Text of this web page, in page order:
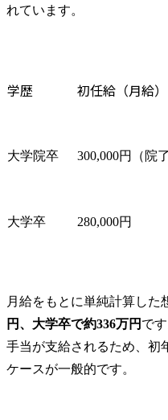
れています。
学歴 初任給（月給）
大学院卒 300,000円（院
大学卒 280,000円
月給をもとに単純計算した
円、大学卒で約336万円 で
手当が支給されるため、初
ケースが一般的です。